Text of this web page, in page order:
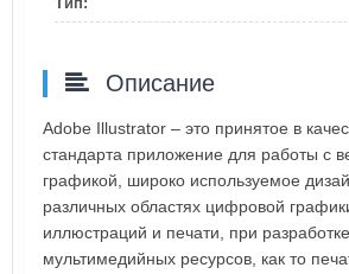
Описание
Adobe Illustrator – это принятое в
стандарта приложение для работы с
графикой, широко используемое
различных областях цифровой
иллюстраций и печати, при
мультимедийных ресурсов, как то